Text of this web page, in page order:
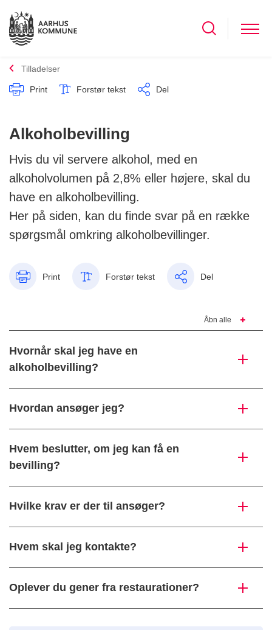
Tilladelser
Print Forstør tekst Del
Alkoholbevilling
Hvis du vil servere alkohol, med en
alkoholvolumen på 2,8% eller højere, skal du
have en alkoholbevilling.
Her på siden, kan du finde svar på en række
spørgsmål omkring alkoholbevillinger.
Print Forstør tekst Del
Åbn alle
Hvornår skal jeg have en
alkoholbevilling?
Hvordan ansøger jeg?
Hvem beslutter, om jeg kan få en
bevilling?
Hvilke krav er der til ansøger?
Hvem skal jeg kontakte?
Oplever du gener fra restaurationer?